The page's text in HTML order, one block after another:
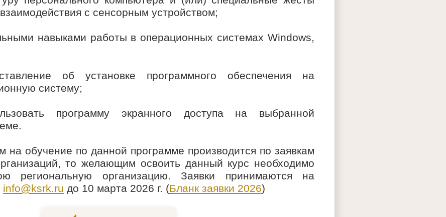
с сенсорным устройством;
навыками работы в операционных системах Windows,
об установке программного обеспечения на
систему;
программу экранного доступа на выбранной
на обучение по данной программе производится по заявкам
то желающим освоить данный курс необходимо
региональную организацию. Заявки принимаются на
info@ksrk.ru до 10 марта 2026 г. (Бланк заявки 2026)